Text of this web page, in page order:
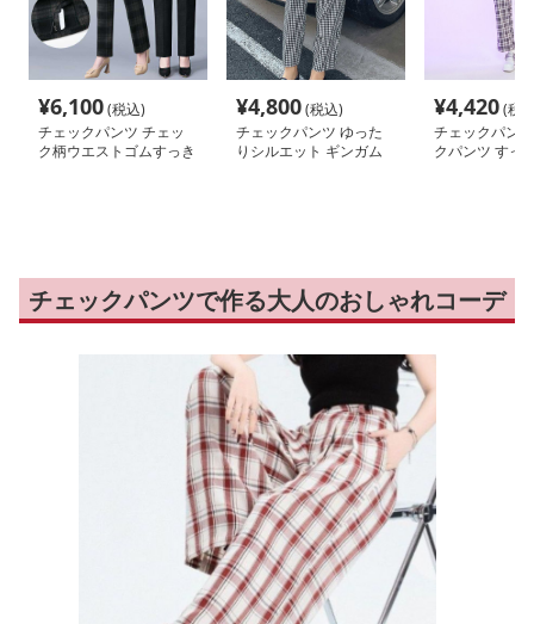
¥6,100(税込)
チェックパンツ チェッ
ク柄ウエストゴムすっき
¥4,800(税込)
チェックパンツ ゆった
りシルエット ギンガム
¥4,420(税
チェックパン
クパンツ すっ
チェックパンツで作る大人のおしゃれコーデ